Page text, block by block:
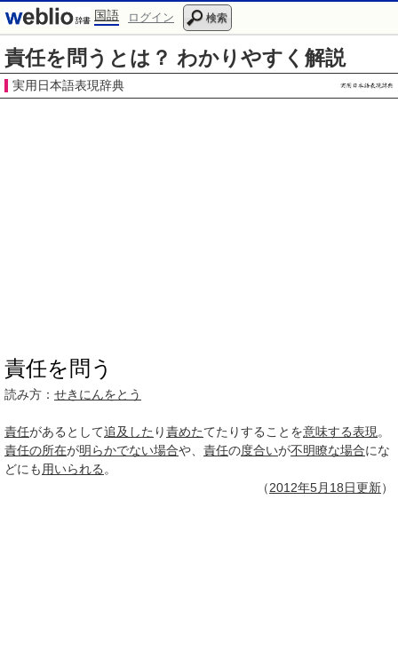
国語 ログイン 検索
責任を問うとは？ わかりやすく解説
実用日本語表現辞典
責任を問う
読み方： せきにんをとう
責任があるとして追及した り責めたてたりすることを意味する表現 。
責任の所在が明らかでない場合や、 責任の度合いが不明瞭な場合にな
どにも 用いられる 。
（2012年5月 18日更新）